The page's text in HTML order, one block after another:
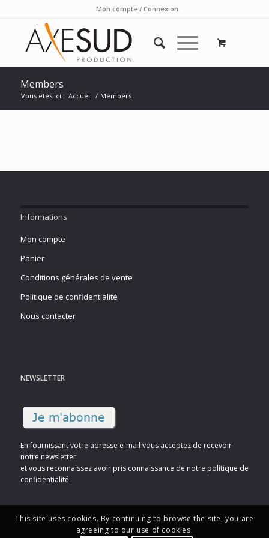
Mon compte / Connexion
Members
Vous êtes ici : Accueil / Members
Informations
Mon compte
Panier
Conditions générales de vente
Politique de confidentialité
Nous contacter
NEWSLETTER
En fournissant votre adresse e-mail vous acceptez de recevoir
notre newsletter
et vous reconnaissez avoir pris connaissance de notre politique de
confidentialité.
This site uses cookies. By continuing to browse the site, you are
agreeing to our use of cookies.